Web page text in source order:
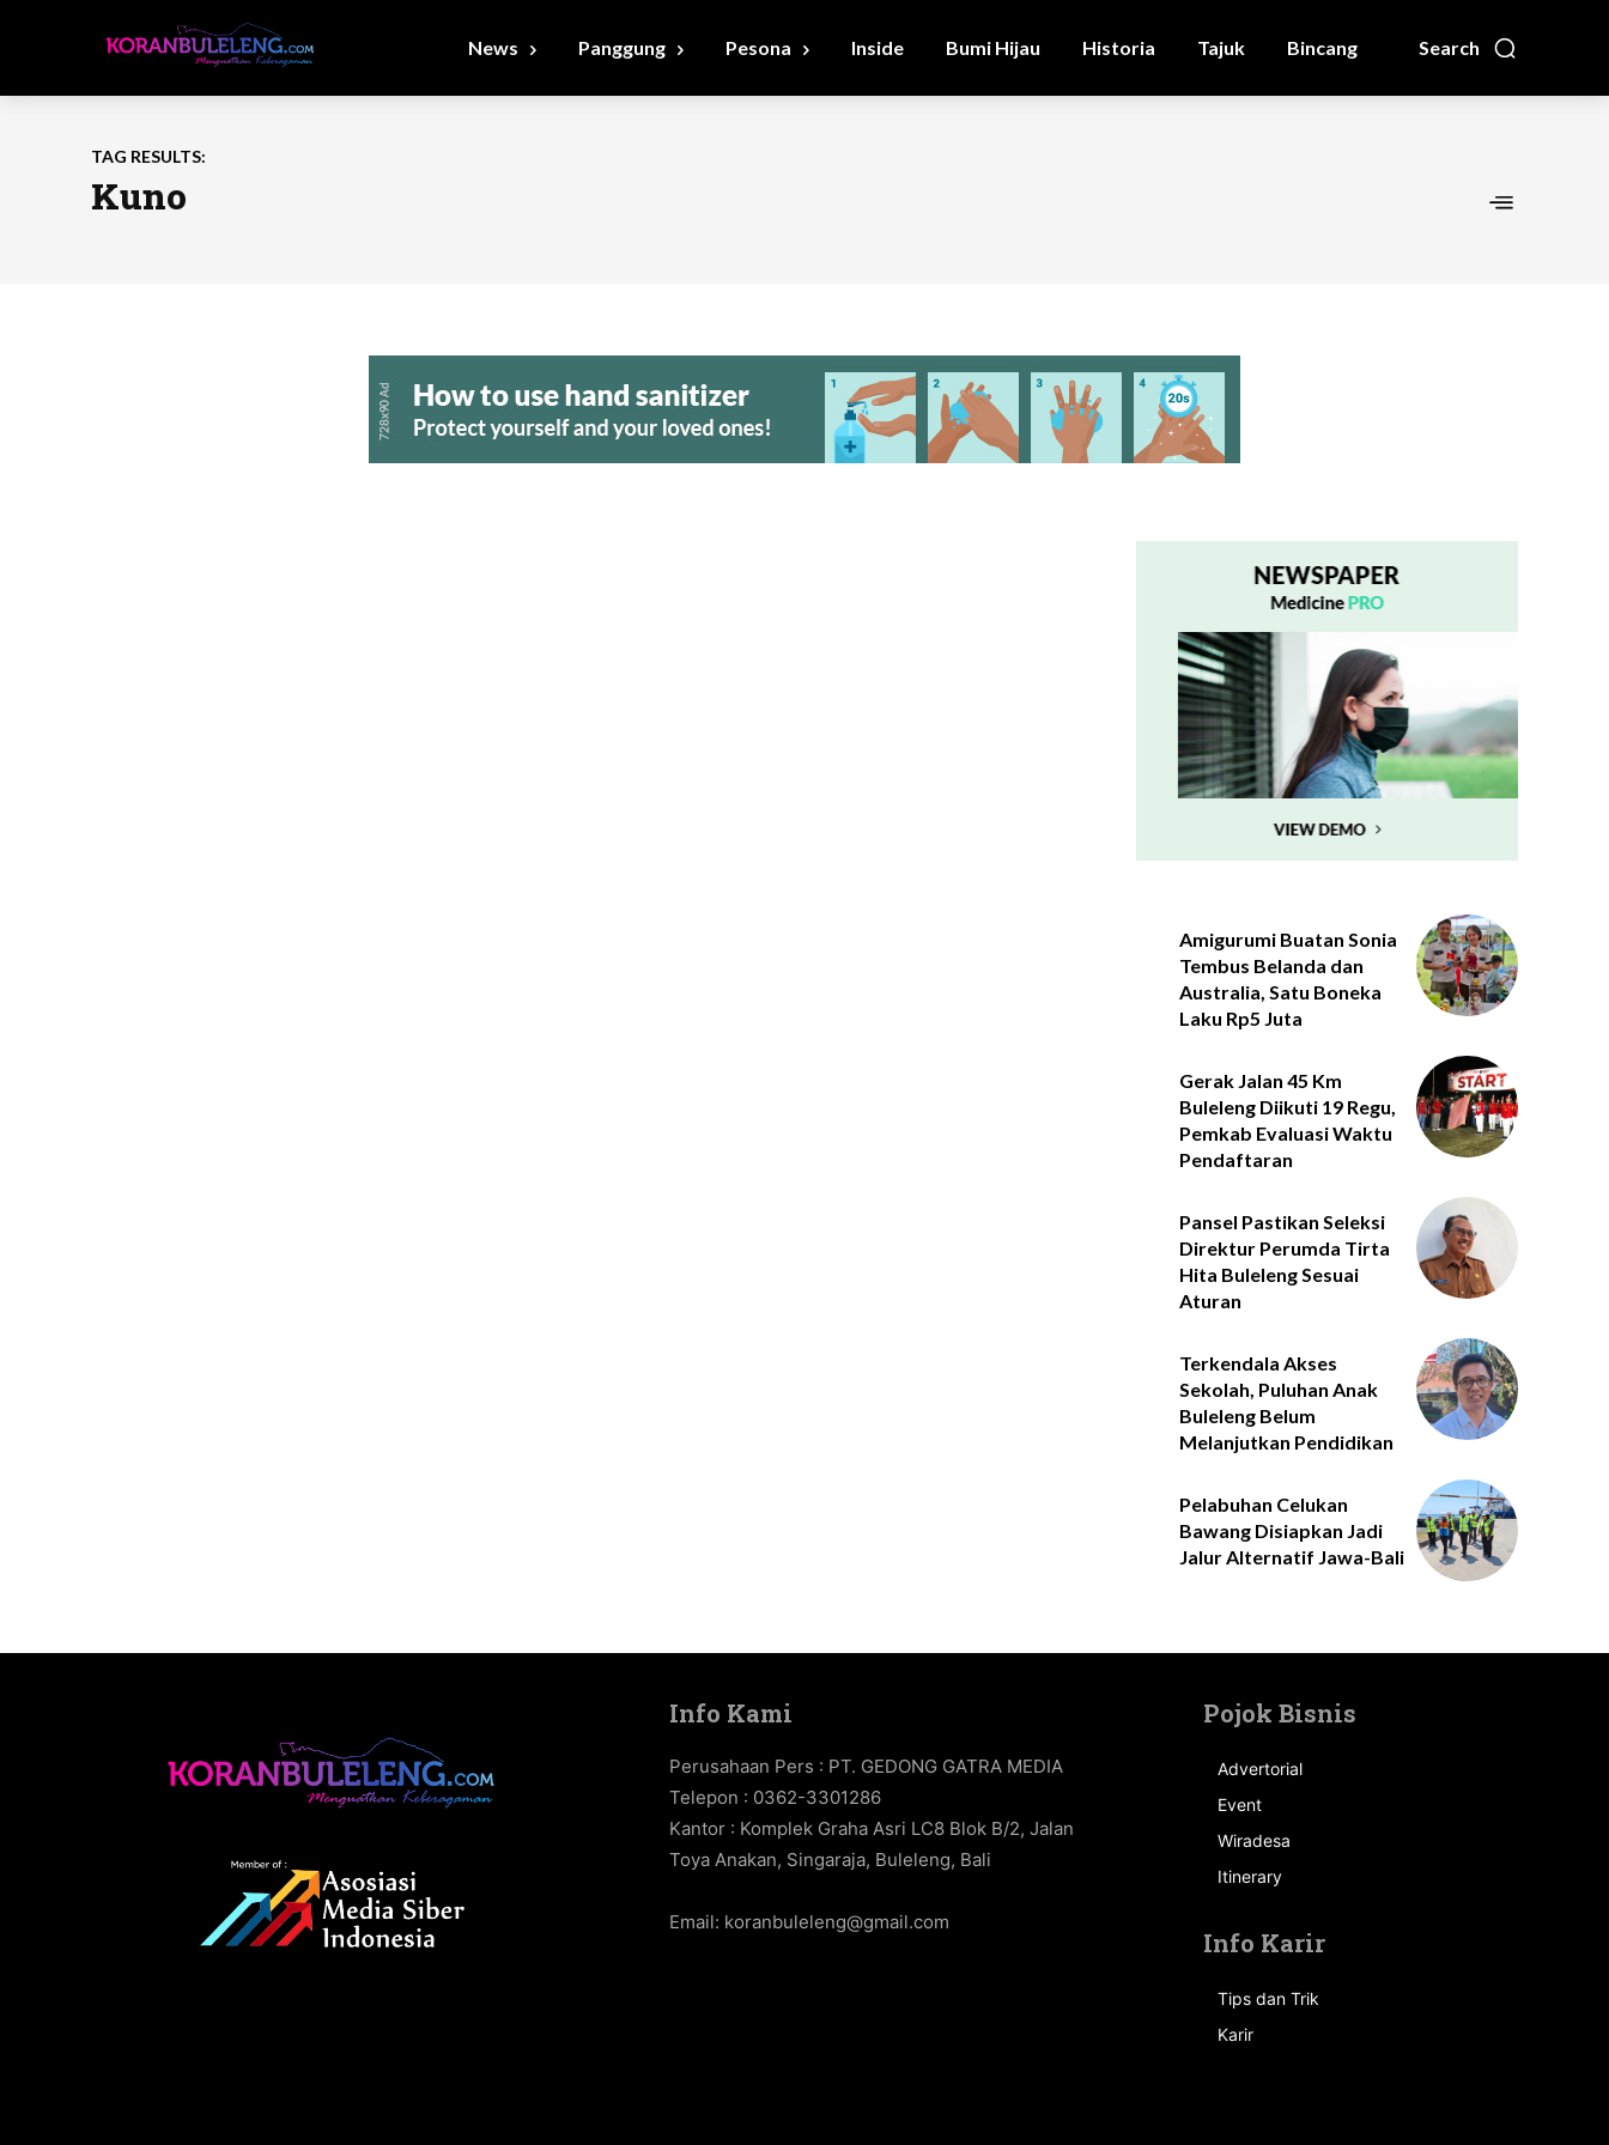
Search
News Panggung Pesona Inside Bumi Hijau Historia Tajuk Bincang
TAG RESULTS:
Kuno
Amigurumi Buatan Sonia
Tembus Belanda dan
Australia, Satu Boneka
Laku Rp5 Juta
Gerak Jalan 45 Km
Buleleng Diikuti 19 Regu,
Pemkab Evaluasi Waktu
Pendaftaran
Pansel Pastikan Seleksi
Direktur Perumda Tirta
Hita Buleleng Sesuai
Aturan
Terkendala Akses
Sekolah, Puluhan Anak
Buleleng Belum
Melanjutkan Pendidikan
Pelabuhan Celukan
Bawang Disiapkan Jadi
Jalur Alternatif Jawa-Bali
Info Kami
Perusahaan Pers : PT. GEDONG GATRA MEDIA
Telepon : 0362-3301286
Kantor : Komplek Graha Asri LC8 Blok B/2, Jalan
Toya Anakan, Singaraja, Buleleng, Bali
Email: koranbuleleng@gmail.com
Pojok Bisnis
Advertorial
Event
Wiradesa
Itinerary
Info Karir
Tips dan Trik
Karir